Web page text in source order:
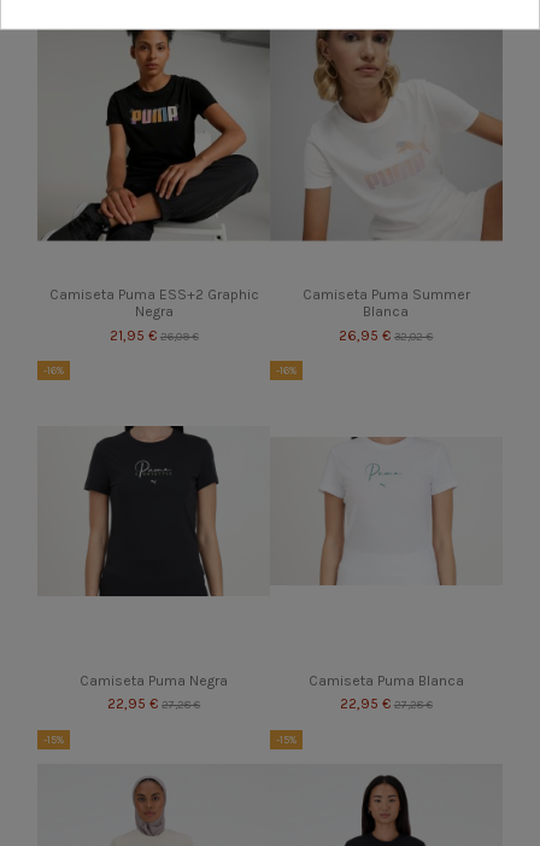
Camiseta Puma ESS+2 Graphic
Negra
21,95 € 26,09 €
Camiseta Puma Summer
Blanca
26,95 €32,02 €
-16%
Camiseta Puma Negra
22,95 €27,28 €
-16%
Camiseta Puma Blanca
22,95 € 27,28 €
-15% -15%